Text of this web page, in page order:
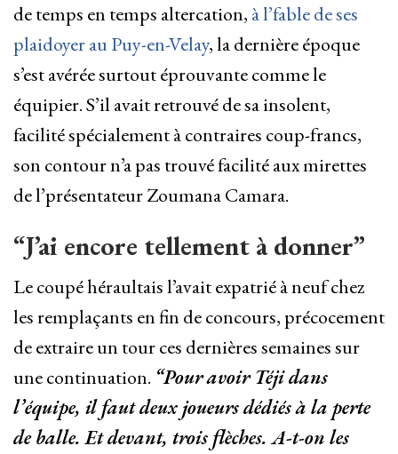
de temps en temps altercation, à l’fable de ses
plaidoyer au Puy-en-Velay, la dernière époque
s’est avérée surtout éprouvante comme le
équipier. S’il avait retrouvé de sa insolent,
facilité spécialement à contraires coup-francs,
son contour n’a pas trouvé facilité aux mirettes
de l’présentateur Zoumana Camara.
“J’ai encore tellement à donner”
Le coupé héraultais l’avait expatrié à neuf chez
les remplaçants en fin de concours, précocement
de extraire un tour ces dernières semaines sur
une continuation. “Pour avoir Téji dans
l’équipe, il faut deux joueurs dédiés à la perte
de balle. Et devant, trois flèches. A-t-on les